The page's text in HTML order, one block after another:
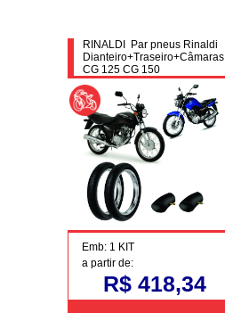
RINALDI Par pneus Rinaldi
Dianteiro+Traseiro+Câmaras
CG 125 CG 150
Emb: 1 KIT
a partir de:
R$ 418,34